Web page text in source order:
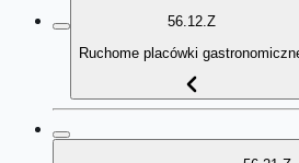
56.12.Z
Ruchome placówki